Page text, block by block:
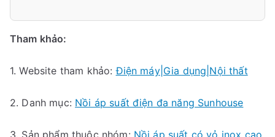
Tham khảo:
1. Website tham khảo:Điện máy|Gia dụng|Nội thất
2. Danh mục: Nồi áp suất điện đa năng Sunhouse